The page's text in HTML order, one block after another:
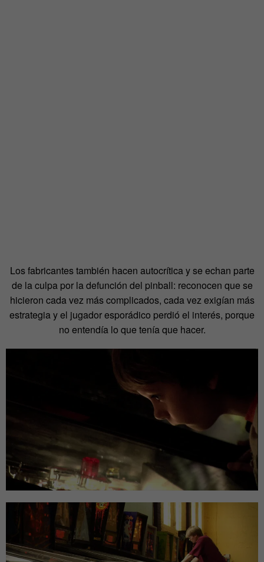
Los fabricantes también hacen autocrítica y se echan parte
de la culpa por la defunción del pinball: reconocen que se
hicieron cada vez más complicados, cada vez exigían más
estrategia y el jugador esporádico perdió el interés, porque
no entendía lo que tenía que hacer.